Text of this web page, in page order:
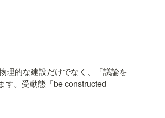
理的な建設だけでなく、「議論を
す。受動態「be constructed